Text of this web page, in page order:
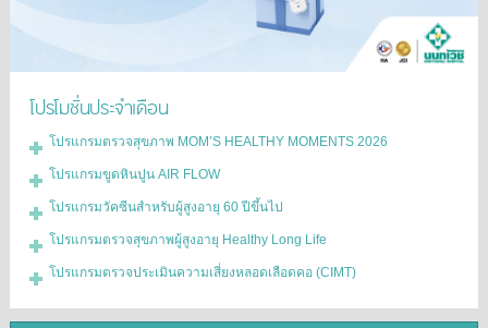
โปรโมชั่นประจำเดือน
โปรแกรมตรวจสุขภาพ MOM’S HEALTHY MOMENTS 2026
โปรแกรมขูดหินปูน AIR FLOW
โปรแกรมวัคซีนสำหรับผู้สูงอายุ 60 ปีขึ้นไป
โปรแกรมตรวจสุขภาพผู้สูงอายุ Healthy Long Life
โปรแกรมตรวจประเมินความเสี่ยงหลอดเลือดคอ (CIMT)